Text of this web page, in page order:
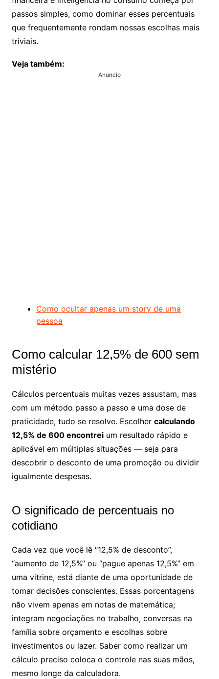
passos simples, como dominar esses percentuais
que frequentemente rondam nossas escolhas mais
triviais.
Veja também:
Anuncio
Como ocultar apenas um story de uma
pessoa
Como calcular 12,5% de 600 sem
mistério
Cálculos percentuais muitas vezes assustam, mas
com um método passo a passo e uma dose de
praticidade, tudo se resolve. Escolher calculando
12,5% de 600 encontreium resultado rápido e
aplicável em múltiplas situações — seja para
descobrir o desconto de uma promoção ou dividir
igualmente despesas.
O significado de percentuais no
cotidiano
Cada vez que você lê “12,5% de desconto”,
“aumento de 12,5%” ou “pague apenas 12,5%” em
uma vitrine, está diante de uma oportunidade de
tomar decisões conscientes. Essas porcentagens
não vivem apenas em notas de matemática;
integram negociações no trabalho, conversas na
família sobre orçamento e escolhas sobre
investimentos ou lazer. Saber como realizar um
cálculo preciso coloca o controle nas suas mãos,
mesmo longe da calculadora.